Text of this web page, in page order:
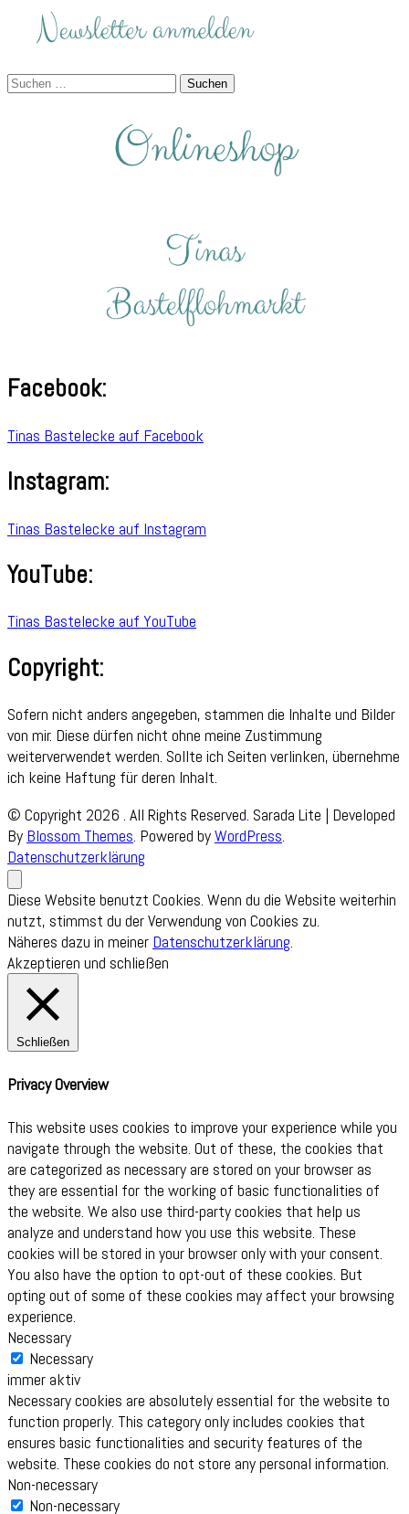
Suchen
Facebook:
Tinas Bastelecke auf Facebook
Instagram:
Tinas Bastelecke auf Instagram
YouTube:
Tinas Bastelecke auf YouTube
Copyright:
Sofern nicht anders angegeben, stammen die Inhalte und Bilder
von mir. Diese dürfen nicht ohne meine Zustimmung
weiterverwendet werden. Sollte ich Seiten verlinken, übernehme
ich keine Haftung für deren Inhalt.
© Copyright 2026 . All Rights Reserved. Sarada Lite | Developed
By Blossom Themes. Powered byWordPress.
Datenschutzerklärung
Diese Website benutzt Cookies. Wenn du die Website weiterhin
nutzt, stimmst du der Verwendung von Cookies zu.
Näheres dazu in meiner Datenschutzerklärung.
Akzeptieren und schließen
Schließen
Privacy Overview
This website uses cookies to improve your experience while you
navigate through the website. Out of these, the cookies that
are categorized as necessary are stored on your browser as
they are essential for the working of basic functionalities of
the website. We also use third-party cookies that help us
analyze and understand how you use this website. These
cookies will be stored in your browser only with your consent.
You also have the option to opt-out of these cookies. But
opting out of some of these cookies may affect your browsing
experience.
Necessary
Necessary
immer aktiv
Necessary cookies are absolutely essential for the website to
function properly. This category only includes cookies that
ensures basic functionalities and security features of the
website. These cookies do not store any personal information.
Non-necessary
Non-necessary